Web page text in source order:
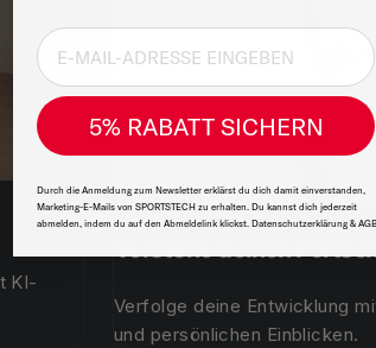
KI-
Verstehe deinen
Verfolge deine Entwicklung
und persönlichen Einblicken.
5% RABATT SICHERN
Durch die Anmeldung zum Newsletter erklärst du dich damit einverstanden,
Marketing-E-Mails von SPORTSTECH zu erhalten. Du kannst dich jederzeit
abmelden, indem du auf den Abmeldelink klickst. Datenschutzerklärung &